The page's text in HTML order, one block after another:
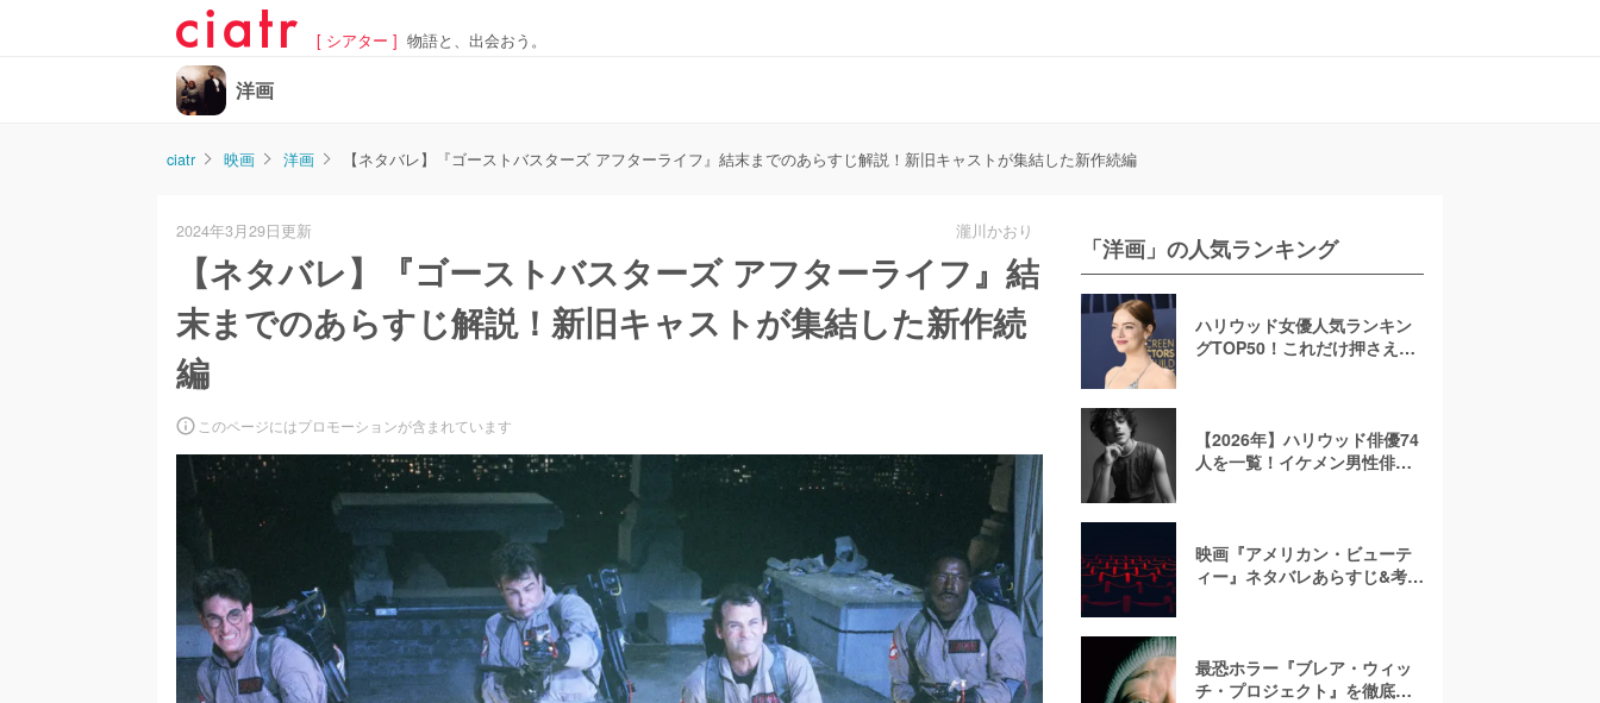
[ シアター ] 物語と、出会おう。
洋画
ciatr 映画 洋画 【ネタバレ】『ゴーストバスターズ アフターライフ』結末までのあらすじ解説！新旧キャストが集結した新作続編
2024年3月29日更新 瀧川かおり
【ネタバレ】『ゴーストバスターズ アフターライフ』結
末までのあらすじ解説！新旧キャストが集結した新作続
編
このページにはプロモーションが含まれています
「洋画」の人気ランキング
ハリウッド女優人気ランキン
グTOP50！これだけ押さえれ
【2026年】ハリウッド俳優74
人を一覧！イケメン男性俳優
映画『アメリカン・ビューテ
ィー』ネタバレあらすじ&考
最恐ホラー『ブレア・ウィッ
チ・プロジェクト』を徹底紹